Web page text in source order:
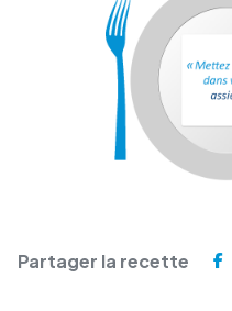
Partager la recette